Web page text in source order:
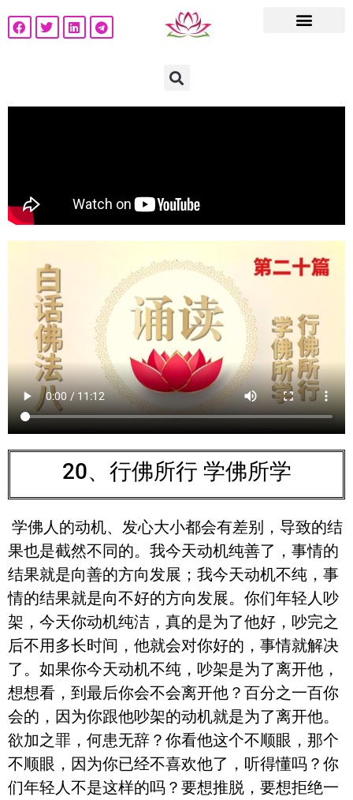
20、行佛所行 学佛所学
学佛人的动机、发心大小都会有差别，导致的结
果也是截然不同的。我今天动机纯善了，事情的
结果就是向善的方向发展；我今天动机不纯，事
情的结果就是向不好的方向发展。你们年轻人吵
架，今天你动机纯洁，真的是为了他好，吵完之
后不用多长时间，他就会对你好的，事情就解决
了。如果你今天动机不纯，吵架是为了离开他，
想想看，到最后你会不会离开他？百分之一百你
会的，因为你跟他吵架的动机就是为了离开他。
欲加之罪，何患无辞？你看他这个不顺眼，那个
不顺眼，因为你已经不喜欢他了，听得懂吗？你
们年轻人不是这样的吗？要想推脱，要想拒绝一